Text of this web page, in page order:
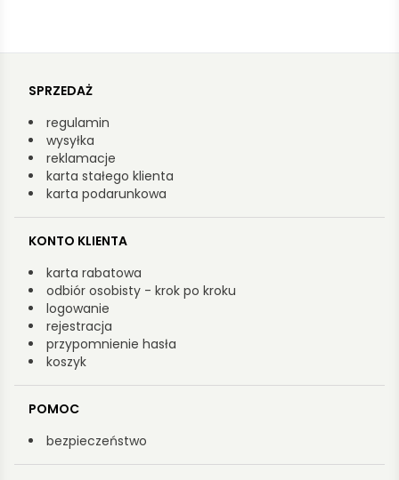
SPRZEDAŻ
regulamin
wysyłka
reklamacje
karta stałego klienta
karta podarunkowa
KONTO KLIENTA
karta rabatowa
odbiór osobisty - krok po kroku
logowanie
rejestracja
przypomnienie hasła
koszyk
POMOC
bezpieczeństwo